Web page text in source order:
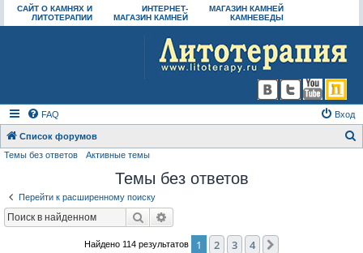
САЙТ О КАМНЯХ И
ЛИТОТЕРАПИИ
ИНТЕРНЕТ-
МАГАЗИН КАМНЕЙ
МАГАЗИН КАМНЕЙ
КАМНЕВЕДЫ
FAQ Вход
Список форумов
Темы без ответов Активные темы
Темы без ответов
Перейти к расширенному поиску
Поиск
Найдено 114 результатов 1 2 3 4